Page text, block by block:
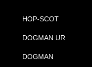
HOP-SCOT
DOGMAN UR
DOGMAN